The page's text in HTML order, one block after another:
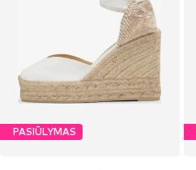
PASIŪLYMAS